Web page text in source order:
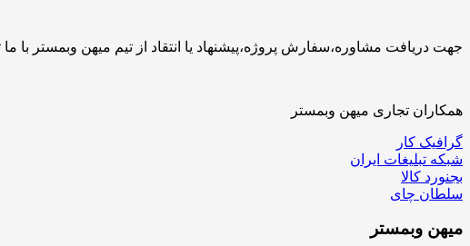
جهت دریافت مشاوره،سفارش پروژه،پیشنهاد یا انتقاد از تیم میهن وبمستر با ما تماس بگیرید.کارشناسان پشتیبانی ما
همکاران تجاری میهن وبمستر
گرافیک کار
شبکه تبلیغات ایران
بجنورد کالا
سلطان چای
میهن وبمستر